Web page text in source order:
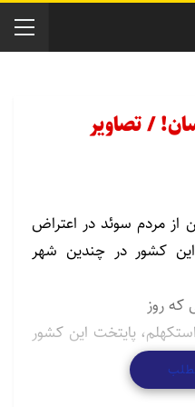
/ تصاویر
از مردم سوئد در اعتراض
کشور در چندین شهر
که روز
پایتخت این کشور
من آسیب مرسان» در